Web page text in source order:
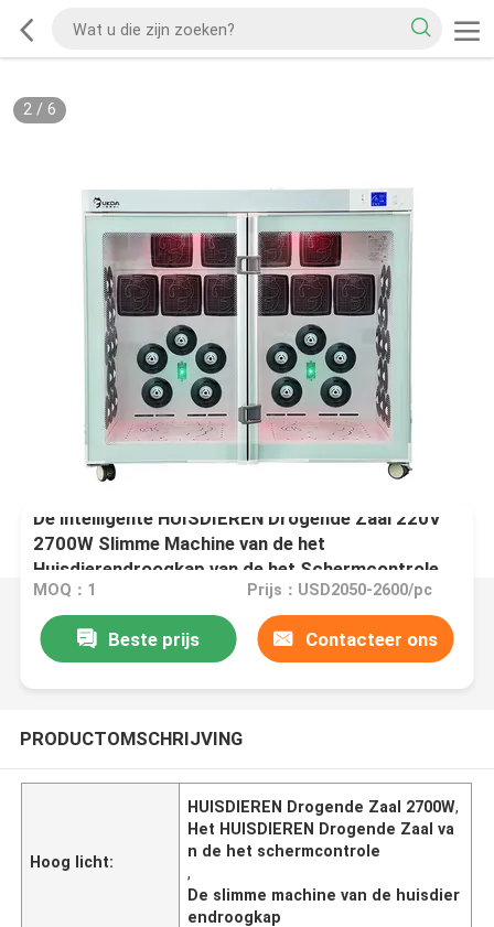
2/ 6
De intelligente HUISDIEREN Drogende Zaal 220V
2700W Slimme Machine van de het
Huisdierendroogkap van de het Schermcontrole
MOQ：1 Prijs：USD2050-2600/pc
Beste prijs Contacteer ons
PRODUCTOMSCHRIJVING
Hoog licht:
HUISDIEREN Drogende Zaal 2700W,
Het HUISDIEREN Drogende Zaal va
n de het schermcontrole
,
De slimme machine van de huisdier
endroogkap